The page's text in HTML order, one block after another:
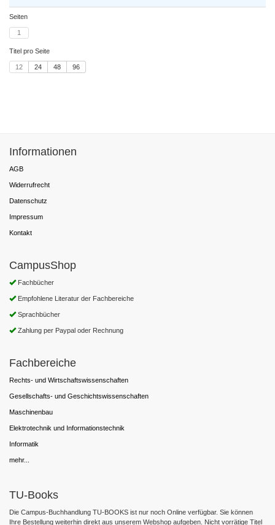
Seiten
1
Titel pro Seite
12 24 48 96
Informationen
AGB
Widerrufrecht
Datenschutz
Impressum
Kontakt
CampusShop
Fachbücher
Empfohlene Literatur der Fachbereiche
Sprachbücher
Zahlung per Paypal oder Rechnung
Fachbereiche
Rechts- und Wirtschaftswissenschaften
Gesellschafts- und Geschichtswissenschaften
Maschinenbau
Elektrotechnik und Informationstechnik
Informatik
mehr...
TU-Books
Die Campus-Buchhandlung TU-BOOKS ist nur noch Online verfügbar. Sie können
Ihre Bestellung weiterhin direkt aus unserem Webshop aufgeben. Nicht vorrätige Titel